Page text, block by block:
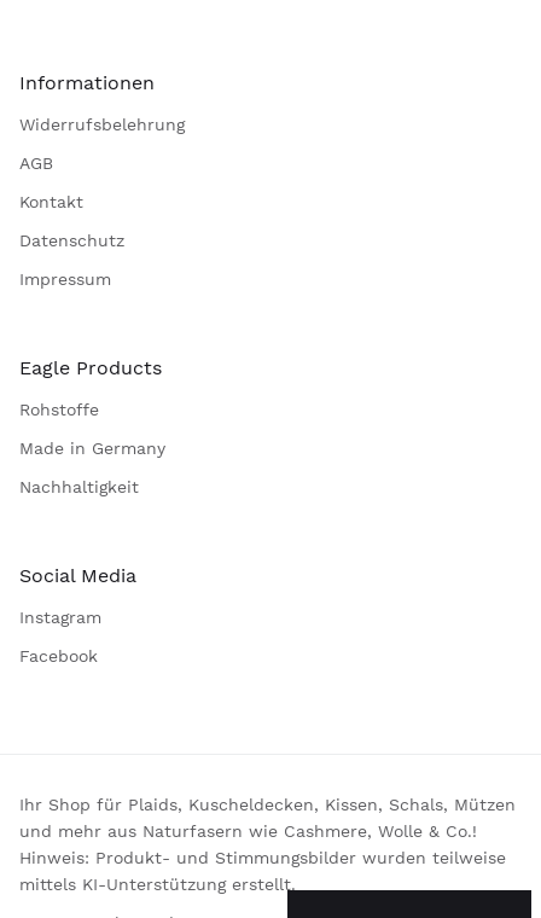
Informationen
Widerrufsbelehrung
AGB
Kontakt
Datenschutz
Impressum
Eagle Products
Rohstoffe
Made in Germany
Nachhaltigkeit
Social Media
Instagram
Facebook
Ihr Shop für Plaids, Kuscheldecken, Kissen, Schals, Mützen
und mehr aus Naturfasern wie Cashmere, Wolle & Co.!
Hinweis: Produkt- und Stimmungsbilder wurden teilweise
mittels KI-Unterstützung erstellt.